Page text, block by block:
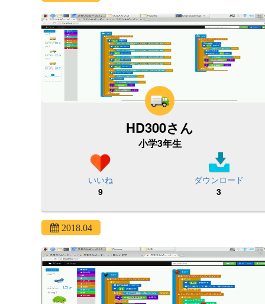
HD300さん
小学3年生
いいね
9
ダウンロード
3
2018.04